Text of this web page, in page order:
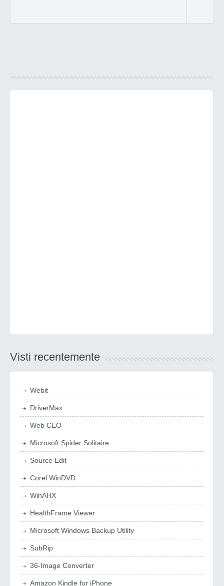
Visti recentemente
Webit
DriverMax
Web CEO
Microsoft Spider Solitaire
Source Edit
Corel WinDVD
WinAHX
HealthFrame Viewer
Microsoft Windows Backup Utility
SubRip
36-Image Converter
Amazon Kindle for iPhone